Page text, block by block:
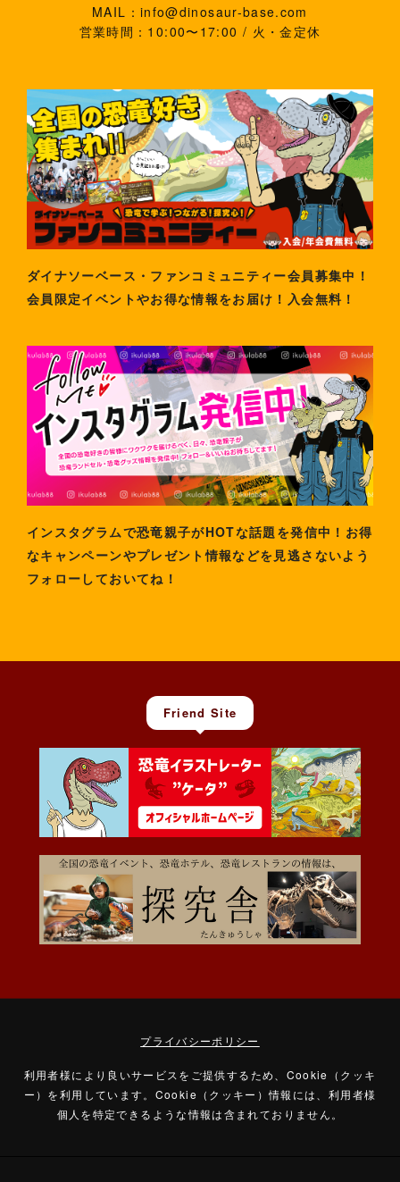
MAIL：info@dinosaur-base.com
営業時間：10:00〜17:00 / 火・金定休
ダイナソーベース・ファンコミュニティー会員募集中！
会員限定イベントやお得な情報をお届け！入会無料！
インスタグラムで恐竜親子がHOTな話題を発信中！お得
なキャンペーンやプレゼント情報などを見逃さないよう
フォローしておいてね！
Friend Site
プライバシーポリシー
利用者様により良いサービスをご提供するため、Cookie（クッキ
ー）を利用しています。 Cookie（クッキー）情報には、利用者様
個人を特定できるような情報は含まれておりません。